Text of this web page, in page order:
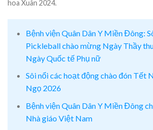
hoa Xuân 2024.
Bệnh viện Quân Dân Y Miền Đông:
Pickleball chào mừng Ngày Thầy
Ngày Quốc tế Phụ nữ
Sôi nổi các hoạt động chào đón Tết
Ngọ 2026
Bệnh viện Quân Dân Y Miền Đông
Nhà giáo Việt Nam